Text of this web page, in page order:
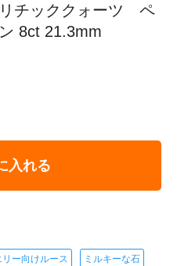
チッククォーツ ペ
8ct 21.3mm
入れる
リー向けルース ミルキーな石